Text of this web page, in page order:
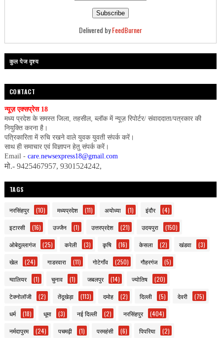
Delivered byFeedBurner
कुल पेज दृश्य
CONTACT
न्यूज़ एक्सप्रेस 18
मध्य प्रदेश के समस्त जिला, तहसील, ब्लॉक में न्यूज़ रिपोर्टर/ संवाददाता/पत्रकार की
नियुक्ति करना है।
पत्रिकारिता में रुचि रखने वाले युवक युवती संपर्क करें।
साथ ही समाचार एवं विज्ञापन हेतु संपर्क करें।
Email - care.newsexpress18@gmail.com
मो.- 9425467957, 9301524242,
TAGS
नरसिंहपुर (10) मध्यप्रदेश (11) अयोध्या (1) इंदौर (4)
इटारसी (16) उज्जैन (1) उत्तरप्रदेश (21) उदयपुरा (150)
ओबेदुल्लागंज (25) करेली (3) कृषि (16) केसला (2) खंडवा (3)
खेल (24) गाडरवारा (11) गोटेगाँव (250) गौहरगंज (5)
ग्वालियर (1) चुनाव (1) जबलपुर (14) ज्योतिष (20)
टेक्नोलॉजी (2) तेंदूखेड़ा (113) दमोह (2) दिल्ली (5) देवरी (75)
धर्म (18) धूमा (3) नई दिल्ली (2) नरसिंहपुर (404)
नर्मदापुरम (24) पचमढ़ी (1) परमहंसी (6) पिपरिया (2)